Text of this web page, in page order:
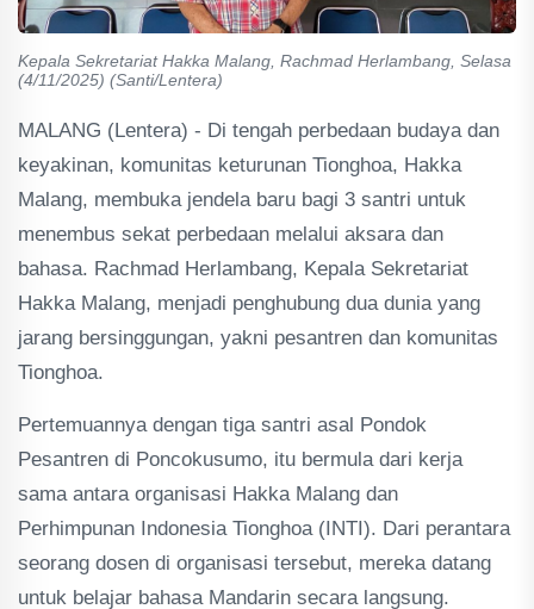
Kepala Sekretariat Hakka Malang, Rachmad Herlambang, Selasa
(4/11/2025) (Santi/Lentera)
MALANG (Lentera) - Di tengah perbedaan budaya dan
keyakinan, komunitas keturunan Tionghoa, Hakka
Malang, membuka jendela baru bagi 3 santri untuk
menembus sekat perbedaan melalui aksara dan
bahasa. Rachmad Herlambang, Kepala Sekretariat
Hakka Malang, menjadi penghubung dua dunia yang
jarang bersinggungan, yakni pesantren dan komunitas
Tionghoa.
Pertemuannya dengan tiga santri asal Pondok
Pesantren di Poncokusumo, itu bermula dari kerja
sama antara organisasi Hakka Malang dan
Perhimpunan Indonesia Tionghoa (INTI). Dari perantara
seorang dosen di organisasi tersebut, mereka datang
untuk belajar bahasa Mandarin secara langsung.